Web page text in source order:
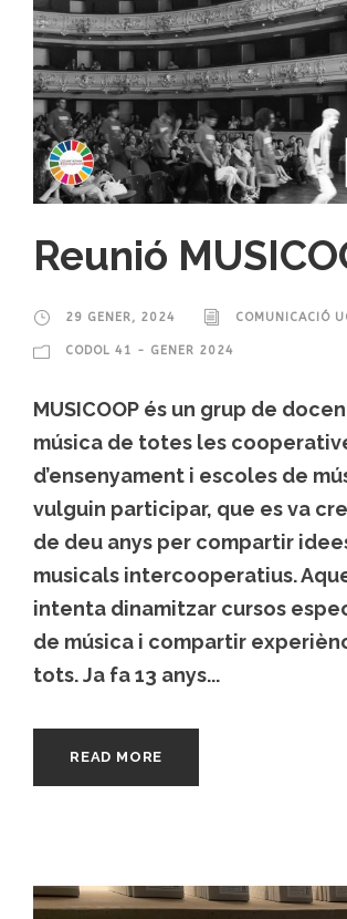
Reunió
29 GENER, 2024 COMUNICACIÓ
CODOL 41 - GENER 2024
MUSICOOP és un grup de
música de totes les
d’ensenyament i escoles de
vulguin participar, que es va
de deu anys per compartir
musicals intercooperatius.
intenta dinamitzar cursos
de música i compartir
tots. Ja fa 13 anys...
READ MORE